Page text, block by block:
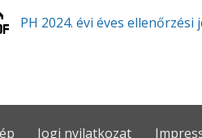
PH 2024. évi éves ellenőrzési
Jogi nyilatkozat